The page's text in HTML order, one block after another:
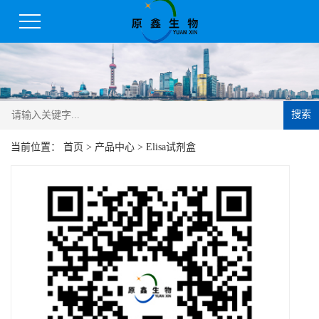
搜索
当前位置： 首页 > 产品中心 > Elisa试剂盒